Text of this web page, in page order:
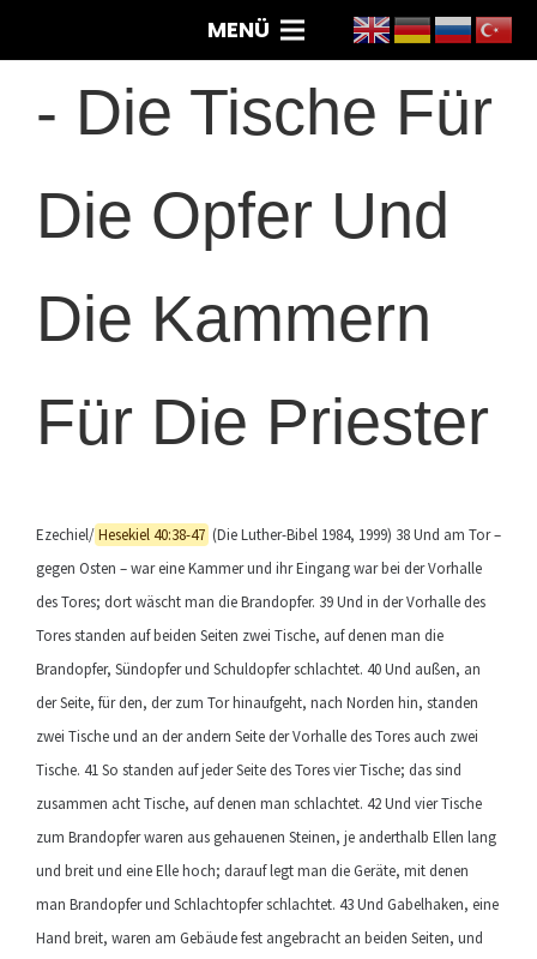
MENÜ
- Die Tische Für
Die Opfer Und
Die Kammern
Für Die Priester
Ezechiel/Hesekiel 40:38-47 (Die Luther-Bibel 1984, 1999) 38 Und am Tor –
gegen Osten – war eine Kammer und ihr Eingang war bei der Vorhalle
des Tores; dort wäscht man die Brandopfer. 39 Und in der Vorhalle des
Tores standen auf beiden Seiten zwei Tische, auf denen man die
Brandopfer, Sündopfer und Schuldopfer schlachtet. 40 Und außen, an
der Seite, für den, der zum Tor hinaufgeht, nach Norden hin, standen
zwei Tische und an der andern Seite der Vorhalle des Tores auch zwei
Tische. 41 So standen auf jeder Seite des Tores vier Tische; das sind
zusammen acht Tische, auf denen man schlachtet. 42 Und vier Tische
zum Brandopfer waren aus gehauenen Steinen, je anderthalb Ellen lang
und breit und eine Elle hoch; darauf legt man die Geräte, mit denen
man Brandopfer und Schlachtopfer schlachtet. 43 Und Gabelhaken, eine
Hand breit, waren am Gebäude fest angebracht an beiden Seiten, und